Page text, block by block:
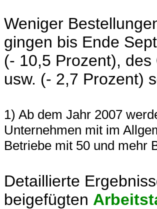
Weniger
gingen bis Ende
(- 10,5 Prozent), des
usw. (- 2,7 Prozent)
1) Ab dem Jahr 2007
Unternehmen mit im
Betriebe mit 50 und mehr
Detaillierte
beigefügten